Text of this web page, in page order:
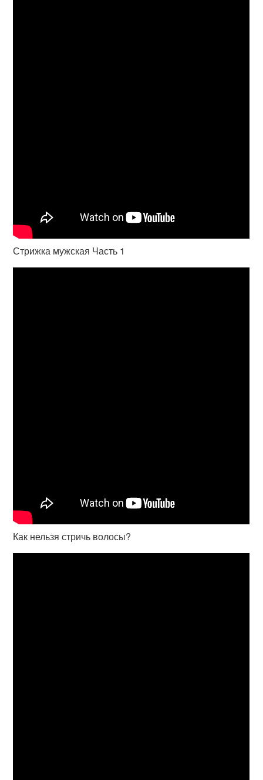
Стрижка мужская Часть 1
Как нельзя стричь волосы?